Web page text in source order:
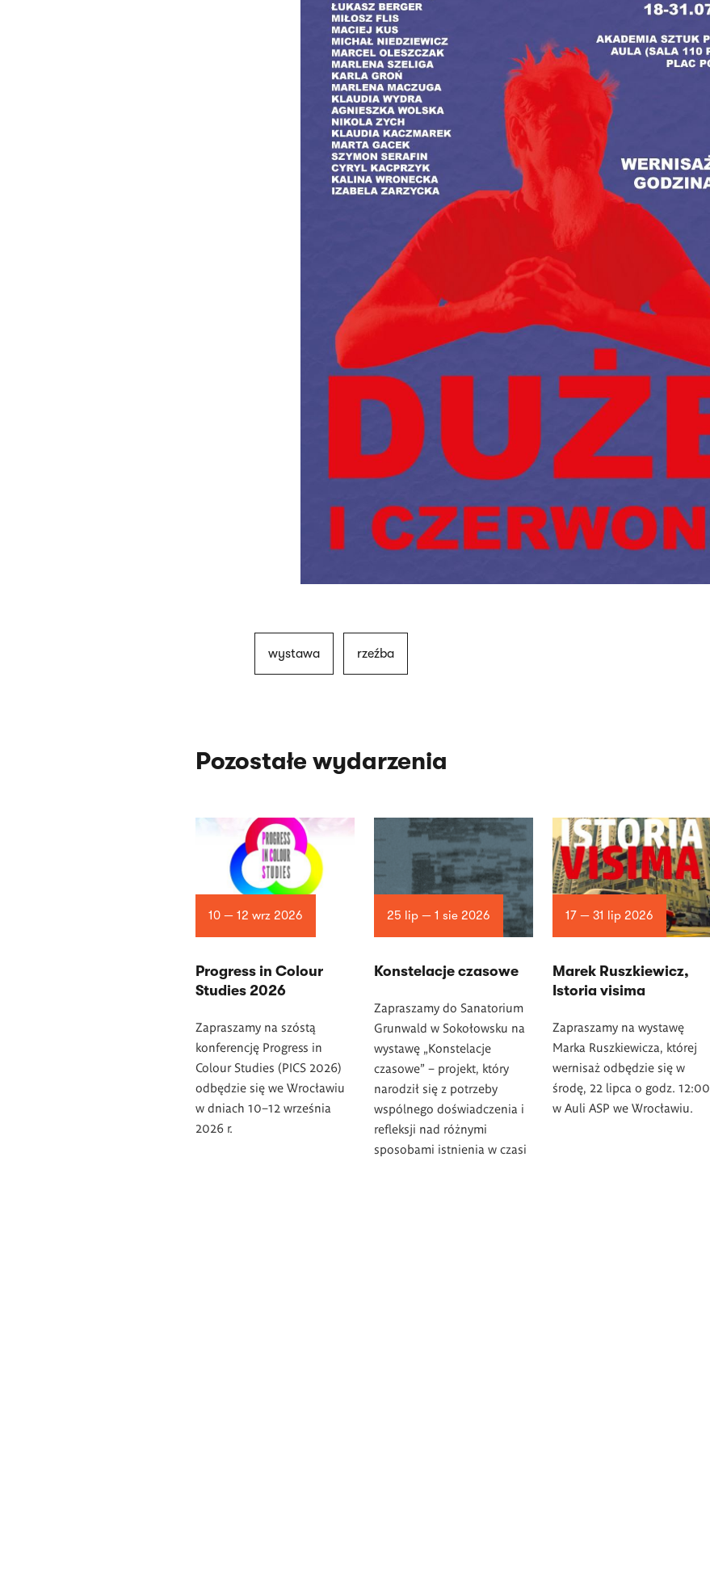
wystawa rzeźba
Pozostałe wydarzenia
10 — 12 wrz 2026
Progress in Colour
Studies 2026
Zapraszamy na szóstą
konferencję Progress in
Colour Studies (PICS 2026)
odbędzie się we Wrocławiu
w dniach 10–12 września
2026 r.
25 lip — 1 sie 2026
Konstelacje czasowe
Zapraszamy do Sanatorium
Grunwald w Sokołowsku na
wystawę „Konstelacje
czasowe” – projekt, który
narodził się z potrzeby
wspólnego doświadczenia i
refleksji nad różnymi
sposobami istnienia w czasi
17 — 31 lip 2026
Marek Ruszkiewicz,
Istoria visima
Zapraszamy na wystawę
Marka Ruszkiewicza, której
wernisaż odbędzie się w
środę, 22 lipca o godz. 12:00
w Auli ASP we Wrocławiu.